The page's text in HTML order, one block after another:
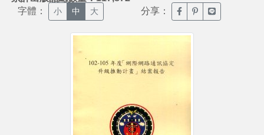
字體： 小 中 大 分享： 臉書分享(另開新視窗)
噗浪分享(另開新
Line分享(另